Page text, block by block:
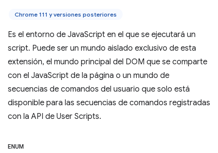
Chrome 111 y versiones posteriores
Es el entorno de JavaScript en el que se ejecutará un
script. Puede ser un mundo aislado exclusivo de esta
extensión, el mundo principal del DOM que se comparte
con el JavaScript de la página o un mundo de
secuencias de comandos del usuario que solo está
disponible para las secuencias de comandos registradas
con la API de User Scripts.
ENUM